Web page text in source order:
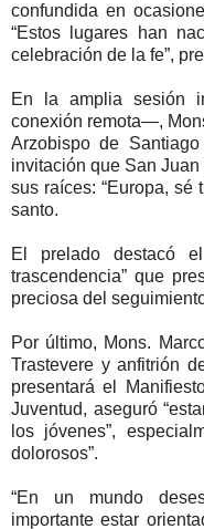
confundida en
“Estos lugares han
celebración de la fe”,
En la amplia sesión
conexión remota—,
Arzobispo de
invitación que San
sus raíces: “Europa, sé
santo.
El prelado destacó
trascendencia” que
preciosa del
Por último, Mons.
Trastevere y anfitrión
presentará el
Juventud, aseguró
los jóvenes”,
dolorosos”.
“En un mundo
importante estar